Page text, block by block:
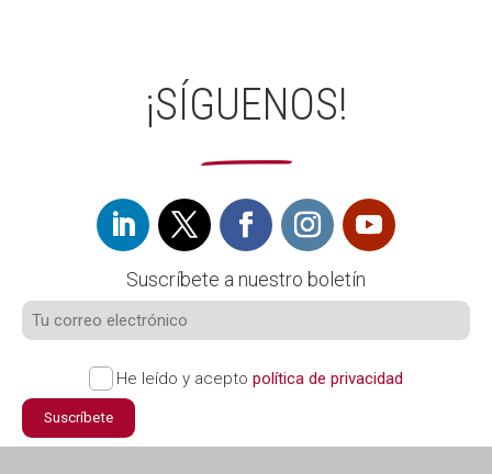
¡SÍGUENOS!
Suscríbete a nuestro boletín
He leído y acepto política de privacidad
Suscríbete